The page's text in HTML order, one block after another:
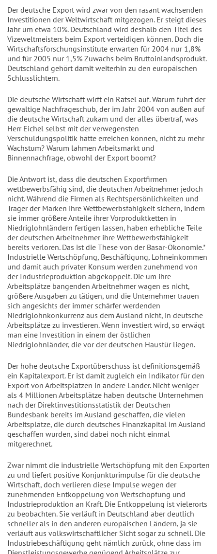
Der deutsche Export wird zwar von den rasant wachsenden
Investitionen der Weltwirtschaft mitgezogen. Er steigt dieses
Jahr um etwa 10%. Deutschland wird deshalb den Titel des
Vizeweltmeisters beim Export verteidigen können. Doch die
Wirtschaftsforschungsinstitute erwarten für 2004 nur 1,8%
und für 2005 nur 1,5% Zuwachs beim Bruttoinlandsprodukt.
Deutschland gehört damit weiterhin zu den europäischen
Schlusslichtern.
Die deutsche Wirtschaft wirft ein Rätsel auf. Warum führt der
gewaltige Nachfrageschub, der im Jahr 2004 von außen auf
die deutsche Wirtschaft zukam und der alles übertraf, was
Herr Eichel selbst mit der verwegensten
Verschuldungspolitik hätte erreichen können, nicht zu mehr
Wachstum? Warum lahmen Arbeitsmarkt und
Binnennachfrage, obwohl der Export boomt?
Die Antwort ist, dass die deutschen Exportfirmen
wettbewerbsfähig sind, die deutschen Arbeitnehmer jedoch
nicht. Während die Firmen als Rechtspersönlichkeiten und
Träger der Marken ihre Wettbewerbsfähigkeit sichern, indem
sie immer größere Anteile ihrer Vorproduktketten in
Niedriglohnländern fertigen lassen, haben erhebliche Teile
der deutschen Arbeitnehmer ihre Wettbewerbsfähigkeit
bereits verloren. Das ist die These von der Basar-Ökonomie.*
Industrielle Wertschöpfung, Beschäftigung, Lohneinkommen
und damit auch privater Konsum werden zunehmend von
der Industrieproduktion abgekoppelt. Die um ihre
Arbeitsplätze bangenden Arbeitnehmer wagen es nicht,
größere Ausgaben zu tätigen, und die Unternehmer trauen
sich angesichts der immer schärfer werdenden
Niedriglohnkonkurrenz aus dem Ausland nicht, in deutsche
Arbeitsplätze zu investieren. Wenn investiert wird, so erwägt
man eine Investition in einem der östlichen
Niedriglohnländer, die vor der deutschen Haustür liegen.
Der hohe deutsche Exportüberschuss ist definitionsgemäß
ein Kapitalexport. Er ist damit zugleich ein Indikator für den
Export von Arbeitsplätzen in andere Länder. Nicht weniger
als 4 Millionen Arbeitsplätze haben deutsche Unternehmen
nach der Direktinvestitionsstatistik der Deutschen
Bundesbank bereits im Ausland geschaffen, die vielen
Arbeitsplätze, die durch deutsches Finanzkapital im Ausland
geschaffen wurden, sind dabei noch nicht einmal
mitgerechnet.
Zwar nimmt die industrielle Wertschöpfung mit den Exporten
zu und liefert positive Konjunkturimpulse für die deutsche
Wirtschaft, doch verlieren diese Impulse wegen der
zunehmenden Entkoppelung von Wertschöpfung und
Industrieproduktion an Kraft. Die Entkoppelung ist vielerorts
zu beobachten. Sie verläuft in Deutschland aber deutlich
schneller als in den anderen europäischen Ländern, ja sie
verläuft aus volkswirtschaftlicher Sicht sogar zu schnell. Die
Industriebeschäftigung geht nämlich zurück, ohne dass im